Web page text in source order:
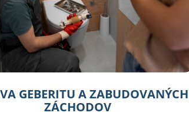
GEBERITU A ZABUDOVANÝCH
ZÁCHODOV